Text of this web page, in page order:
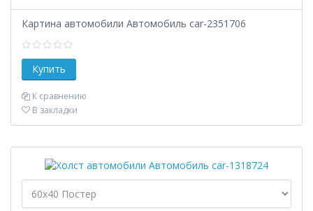
Картина автомобили Автомобиль car-2351706
К сравнению
В закладки